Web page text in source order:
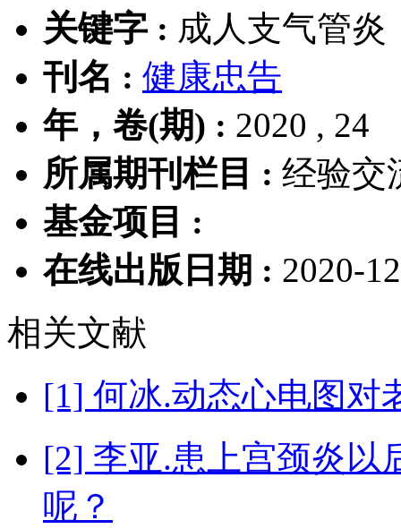
关键字 : 成人支气管炎
刊名 : 健康忠告
年，卷(期) : 2020 , 24
所属期刊栏目 : 经验交
基金项目 :
在线出版日期 : 2020-
相关文献
[1] 何冰.动态心电图对
[2] 李亚.患上宫颈炎以
呢？